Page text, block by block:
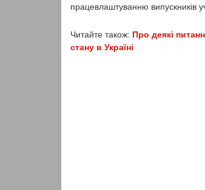
працевлаштуванню випускників
Читайте також: Про деякі
стану в Україні